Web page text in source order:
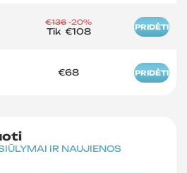
€136 -20%
Tik €108 PRIDĖTI
€68 PRIDĖTI
IR NAUJIENOS